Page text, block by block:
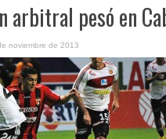
arbitral pesó en
noviembre de 2013